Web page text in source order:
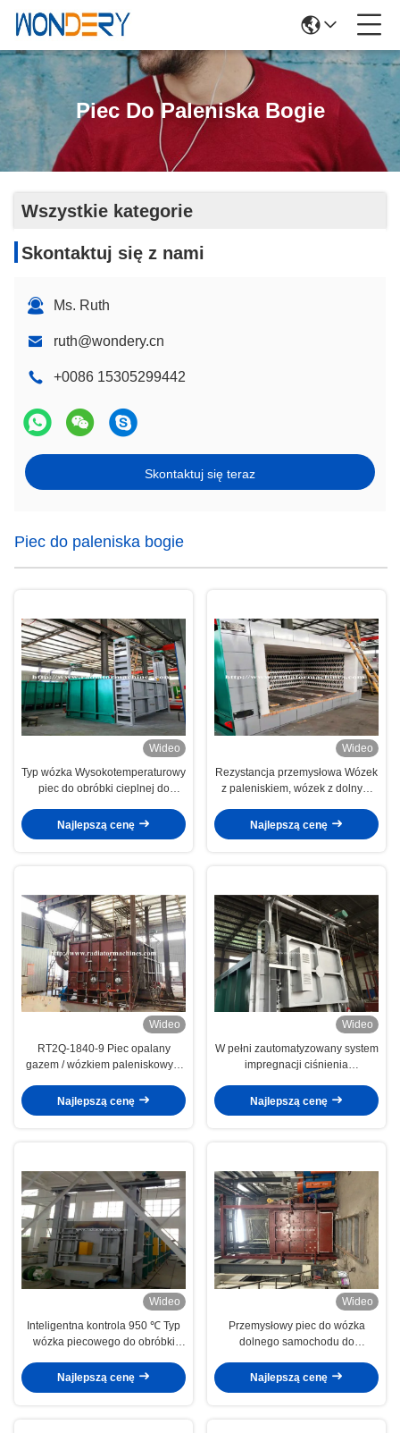
Piec Do Paleniska Bogie
Wszystkie kategorie
Skontaktuj się z nami
Ms. Ruth
ruth@wondery.cn
+0086 15305299442
Skontaktuj się teraz
Piec do paleniska bogie
Wideo
Typ wózka Wysokotemperaturowy
piec do obróbki cieplnej do
Najlepszą cenę
Wideo
Rezystancja przemysłowa Wózek
z paleniskiem, wózek z dolnym
Najlepszą cenę
Wideo
RT2Q-1840-9 Piec opalany
gazem / wózkiem paleniskowym
Najlepszą cenę
Wideo
W pełni zautomatyzowany system
impregnacji ciśnienia
zawijania silników i
transformatorów
Najlepszą cenę
Wideo
Inteligentna kontrola 950 ℃ Typ
wózka piecowego do obróbki
Najlepszą cenę
Wideo
Przemysłowy piec do wózka
dolnego samochodu do
Najlepszą cenę